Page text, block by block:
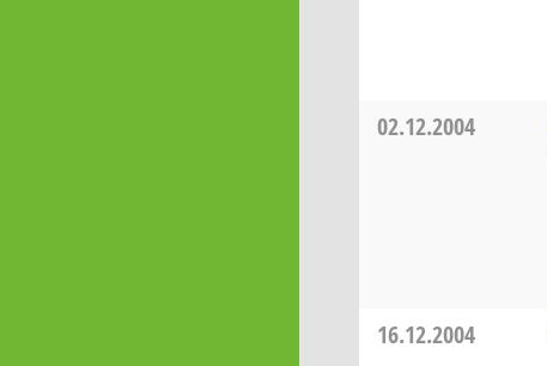
02.12.2004
16.12.2004